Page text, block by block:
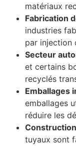
matériaux
Fabrication
industries
par injection
Secteur
et certains
recyclés
Emballages
emballages
réduire les
tuyaux sont